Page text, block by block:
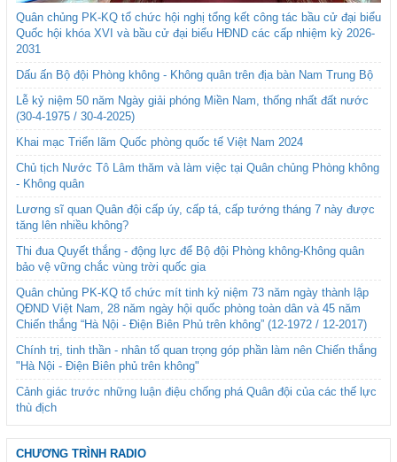
Quân chủng PK-KQ tổ chức hội nghị tổng kết công tác bầu cử đại biểu
Quốc hội khóa XVI và bầu cử đại biểu HĐND các cấp nhiệm kỳ 2026-
2031
Dấu ấn Bộ đội Phòng không - Không quân trên địa bàn Nam Trung Bộ
Lễ kỷ niệm 50 năm Ngày giải phóng Miền Nam, thống nhất đất nước
(30-4-1975 / 30-4-2025)
Khai mạc Triển lãm Quốc phòng quốc tế Việt Nam 2024
Chủ tịch Nước Tô Lâm thăm và làm việc tại Quân chủng Phòng không
- Không quân
Lương sĩ quan Quân đội cấp úy, cấp tá, cấp tướng tháng 7 này được
tăng lên nhiều không?
Thi đua Quyết thắng - động lực để Bộ đội Phòng không-Không quân
bảo vệ vững chắc vùng trời quốc gia
Quân chủng PK-KQ tổ chức mít tinh kỷ niệm 73 năm ngày thành lập
QĐND Việt Nam, 28 năm ngày hội quốc phòng toàn dân và 45 năm
Chiến thắng “Hà Nội - Điện Biên Phủ trên không” (12-1972 / 12-2017)
Chính trị, tinh thần - nhân tố quan trọng góp phần làm nên Chiến thắng
"Hà Nội - Điện Biên phủ trên không"
Cảnh giác trước những luận điệu chống phá Quân đội của các thế lực
thù địch
CHƯƠNG TRÌNH RADIO